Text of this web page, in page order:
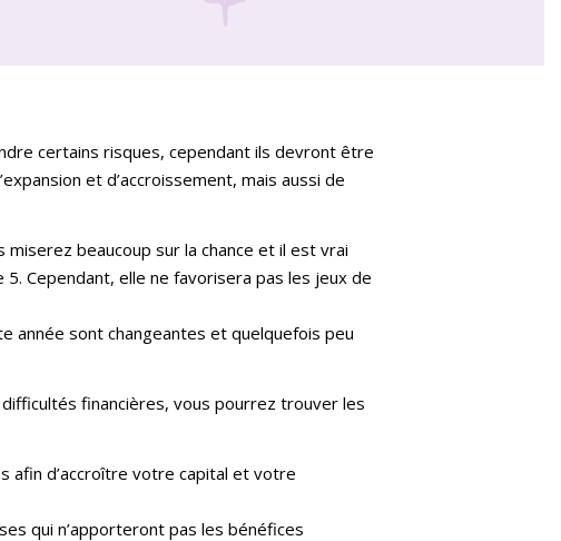
certains risques, cependant ils devront être
et d’accroissement, mais aussi de
miserez beaucoup sur la chance et il est vrai
Cependant, elle ne favorisera pas les jeux de
année sont changeantes et quelquefois peu
financières, vous pourrez trouver les
afin d’accroître votre capital et votre
qui n’apporteront pas les bénéfices